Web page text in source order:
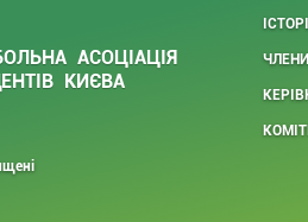
АСОЦІАЦІЯ
КИЄВА